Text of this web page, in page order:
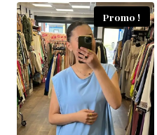
Promo !